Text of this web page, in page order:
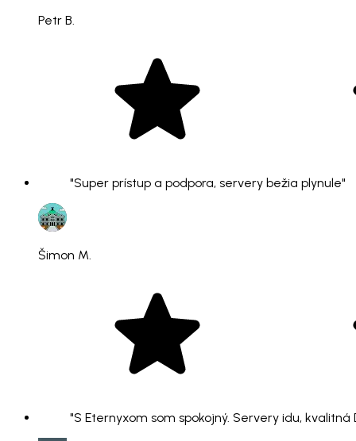
Petr B.
"Super prístup a podpora, servery bežia plynule"
Šimon M.
"S Eternyxom som spokojný. Servery idu,